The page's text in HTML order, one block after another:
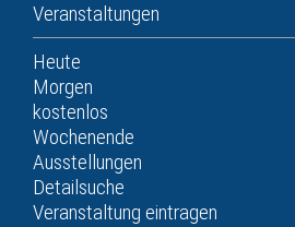
Veranstaltungen
Heute
Morgen
kostenlos
Wochenende
Ausstellungen
Detailsuche
Veranstaltung eintragen